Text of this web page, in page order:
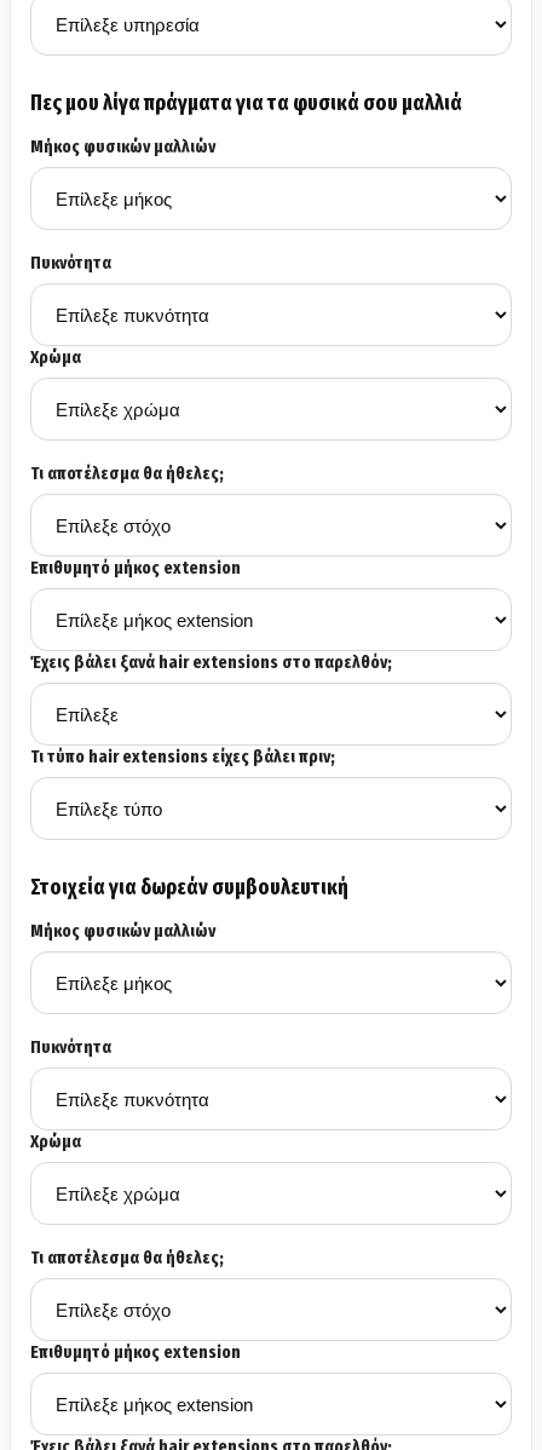
Πες μου λίγα πράγματα για τα φυσικά σου μαλλιά
Μήκος φυσικών μαλλιών
Πυκνότητα
Χρώμα
Τι αποτέλεσμα θα ήθελες;
Επιθυμητό μήκος extension
Έχεις βάλει ξανά hair extensions στο παρελθόν;
Τι τύπο hair extensions είχες βάλει πριν;
Στοιχεία για δωρεάν συμβουλευτική
Μήκος φυσικών μαλλιών
Πυκνότητα
Χρώμα
Τι αποτέλεσμα θα ήθελες;
Επιθυμητό μήκος extension